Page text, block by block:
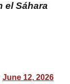
el Sáhara
June 12, 2026